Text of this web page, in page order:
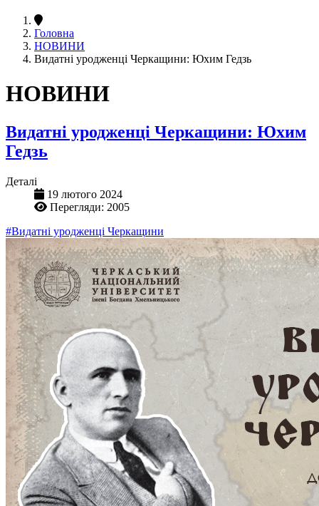
Головна
НОВИНИ
Видатні уродженці Черкащини: Юхим Гедзь
НОВИНИ
Видатні уродженці Черкащини: Юхим
Гедзь
Деталі
19 лютого 2024
Перегляди: 2005
#Видатні уродженці Черкащини